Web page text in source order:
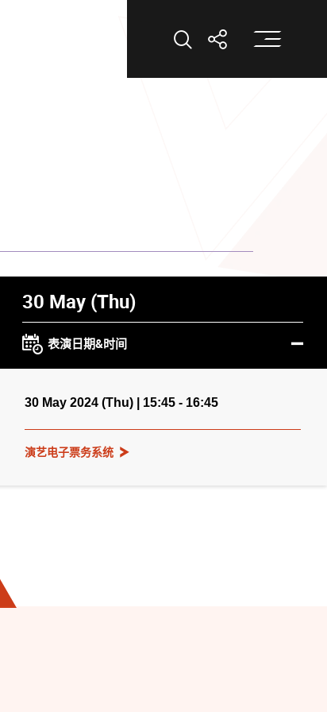
打开搜索打开分享打
30 May (Thu)
表演日期&时间
30 May 2024 (Thu) | 15:45 - 16:45
演艺电子票务系统